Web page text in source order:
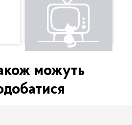
смакувати з вином 😍
можуть